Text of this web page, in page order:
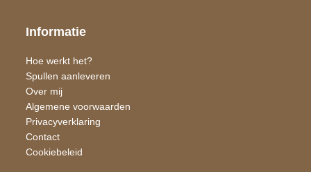
Informatie
Hoe werkt het?
Spullen aanleveren
Over mij
Algemene voorwaarden
Privacyverklaring
Contact
Cookiebeleid